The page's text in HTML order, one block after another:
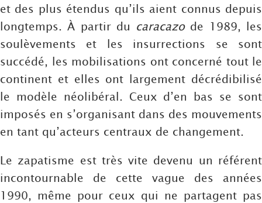
et des plus étendus qu’ils aient connus depuis
longtemps. À partir du caracazode 1989, les
soulèvements et les insurrections se sont
succédé, les mobilisations ont concerné tout le
continent et elles ont largement décrédibilisé
le modèle néolibéral. Ceux d’en bas se sont
imposés en s’organisant dans des mouvements
en tant qu’acteurs centraux de changement.
Le zapatisme est très vite devenu un référent
incontournable de cette vague des années
1990, même pour ceux qui ne partagent pas